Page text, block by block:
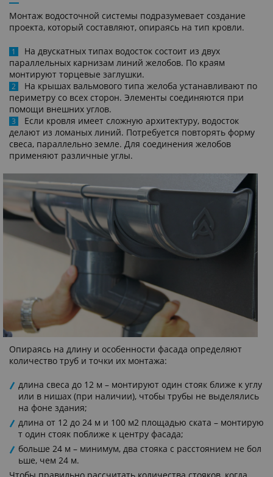
Монтаж водосточной системы подразумевает создание
проекта, который составляют, опираясь на тип кровли.
На двускатных типах водосток состоит из двух
параллельных карнизам линий желобов. По краям
монтируют торцевые заглушки.
На крышах вальмового типа желоба устанавливают по
периметру со всех сторон. Элементы соединяются при
помощи внешних углов.
Если кровля имеет сложную архитектуру, водосток
делают из ломаных линий. Потребуется повторять форму
свеса, параллельно земле. Для соединения желобов
применяют различные углы.
Опираясь на длину и особенности фасада определяют
количество труб и точки их монтажа:
длина свеса до 12 м – монтируют один стояк ближе к углу
или в нишах (при наличии), чтобы трубы не выделялись
на фоне здания;
длина от 12 до 24 м и 100 м2 площадью ската – монтирую
т один стояк поближе к центру фасада;
больше 24 м – минимум, два стояка с расстоянием не бол
ьше, чем 24 м.
Чтобы правильно рассчитать количества стояков, когда